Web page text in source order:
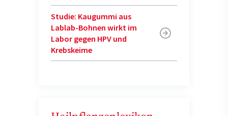
Studie: Kaugummi aus
Lablab-Bohnen wirkt im
Labor gegen HPV und
Krebskeime